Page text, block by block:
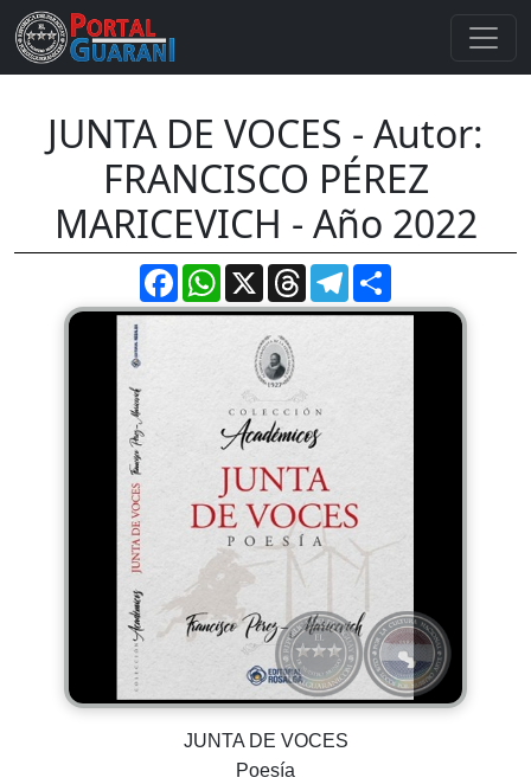
JUNTA DE VOCES - Autor:
FRANCISCO PÉREZ
MARICEVICH - Año 2022
FacebookWhatsApp
X ThreadsTelegram
JUNTA DE VOCES
Poesía